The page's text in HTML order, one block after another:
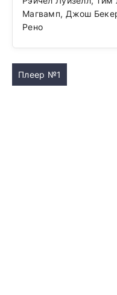
Магвамп, Джош
Рено
Плеер №1